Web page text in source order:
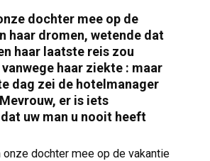
dochter mee op de
haar dromen, wetende dat
haar laatste reis zou
haar ziekte : maar
dag zei de hotelmanager
er is iets
uw man u nooit heeft
onze dochter mee op de vakantie